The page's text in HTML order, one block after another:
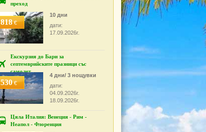
преход
818€
10 дни
дати:
17.09.2026г.
Екскурзия до Бари за
септемврийските празници със
самолет
530€
4 дни/ 3 нощувки
дати:
04.09.2026г.
18.09.2026г.
Цяла Италия: Венеция - Рим -
Неапол - Флоренция